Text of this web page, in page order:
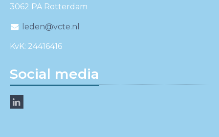
3062 PA Rotterdam
leden@vcte.nl
KvK: 24416416
Social media